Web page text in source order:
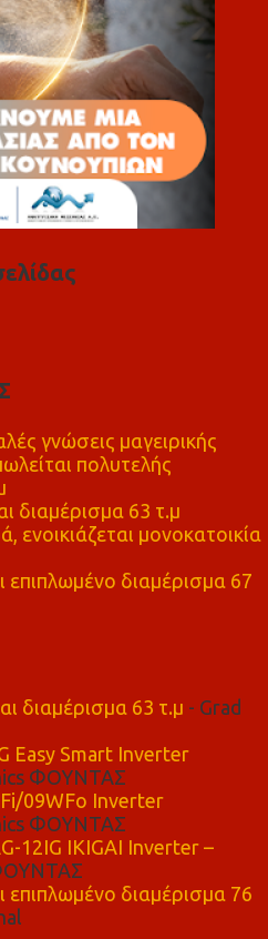
γνώσεις μαγειρικής
πολυτελής
διαμέρισμα 63 τ.μ
ενοικιάζεται μονοκατοικία
επιπλωμένο διαμέρισμα 67
διαμέρισμα 63 τ.μ - Grad
Easy Smart Inverter
ΦΟΥΝΤΑΣ
09WFo Inverter
ΦΟΥΝΤΑΣ
12IG IKIGAI Inverter –
επιπλωμένο διαμέρισμα 76